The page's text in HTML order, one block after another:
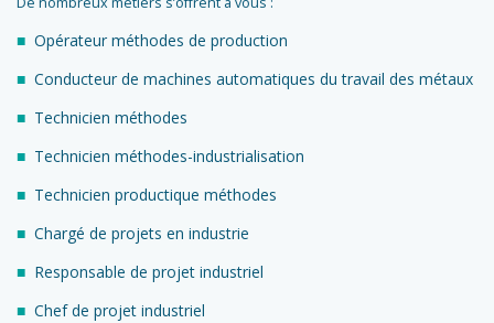
Opérateur méthodes de production
Conducteur de machines automatiques du travail des métaux
Technicien méthodes
Technicien méthodes-industrialisation
Technicien productique méthodes
Chargé de projets en industrie
Responsable de projet industriel
Chef de projet industriel